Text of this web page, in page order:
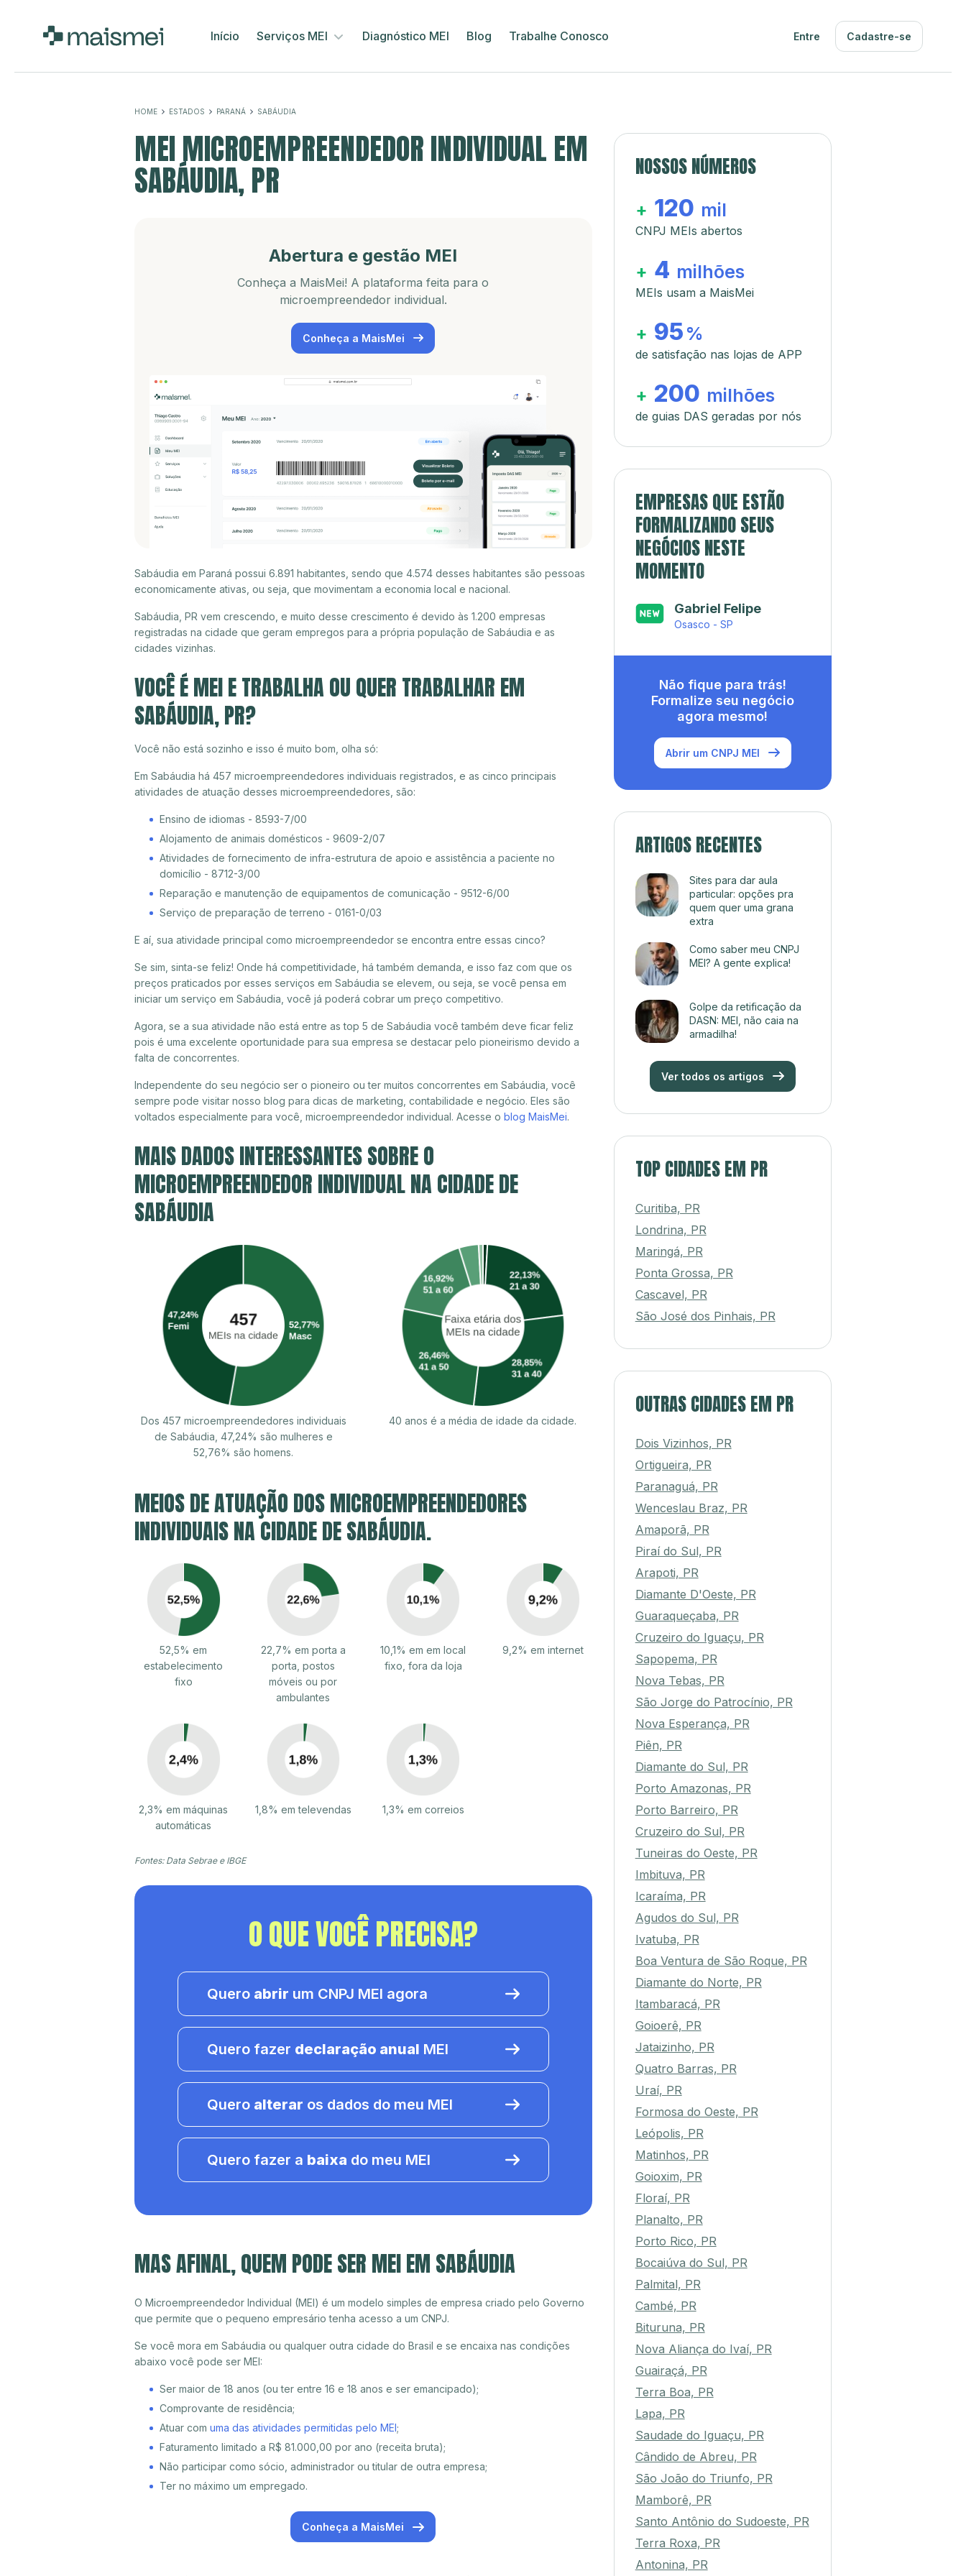
Início Serviços MEI Diagnóstico MEI Blog Trabalhe Conosco Entre Cadastre-se
HOME ESTADOS PARANÁ SABÁUDIA
MEI MICROEMPREENDEDOR INDIVIDUAL EM
SABÁUDIA, PR
Abertura e gestão MEI
Conheça a MaisMei! A plataforma feita para o
microempreendedor individual.
Conheça a MaisMei
Sabáudia em Paraná possui 6.891 habitantes, sendo que 4.574 desses habitantes são pessoas
economicamente ativas, ou seja, que movimentam a economia local e nacional.
Sabáudia, PR vem crescendo, e muito desse crescimento é devido às 1.200 empresas
registradas na cidade que geram empregos para a própria população de Sabáudia e as
cidades vizinhas.
VOCÊ É MEI E TRABALHA OU QUER TRABALHAR EM
SABÁUDIA, PR?
Você não está sozinho e isso é muito bom, olha só:
Em Sabáudia há 457 microempreendedores individuais registrados, e as cinco principais
atividades de atuação desses microempreendedores, são:
Ensino de idiomas - 8593-7/00
Alojamento de animais domésticos - 9609-2/07
Atividades de fornecimento de infra-estrutura de apoio e assistência a paciente no
domicílio - 8712-3/00
Reparação e manutenção de equipamentos de comunicação - 9512-6/00
Serviço de preparação de terreno - 0161-0/03
E aí, sua atividade principal como microempreendedor se encontra entre essas cinco?
Se sim, sinta-se feliz! Onde há competitividade, há também demanda, e isso faz com que os
preços praticados por esses serviços em Sabáudia se elevem, ou seja, se você pensa em
iniciar um serviço em Sabáudia, você já poderá cobrar um preço competitivo.
Agora, se a sua atividade não está entre as top 5 de Sabáudia você também deve ficar feliz
pois é uma excelente oportunidade para sua empresa se destacar pelo pioneirismo devido a
falta de concorrentes.
Independente do seu negócio ser o pioneiro ou ter muitos concorrentes em Sabáudia, você
sempre pode visitar nosso blog para dicas de marketing, contabilidade e negócio. Eles são
voltados especialmente para você, microempreendedor individual. Acesse o blog MaisMei.
MAIS DADOS INTERESSANTES SOBRE O
MICROEMPREENDEDOR INDIVIDUAL NA CIDADE DE
SABÁUDIA
Dos 457 microempreendedores individuais
de Sabáudia, 47,24% são mulheres e
52,76% são homens.
40 anos é a média de idade da cidade.
MEIOS DE ATUAÇÃO DOS MICROEMPREENDEDORES
INDIVIDUAIS NA CIDADE DE SABÁUDIA.
52,5% em
estabelecimento
fixo
22,7% em porta a
porta, postos
móveis ou por
ambulantes
10,1% em em local
fixo, fora da loja
9,2% em internet
2,3% em máquinas
automáticas
1,8% em televendas 1,3% em correios
Fontes: Data Sebrae e IBGE
O QUE VOCÊ PRECISA?
Quero abrir um CNPJ MEI agora
Quero fazer declaração anual MEI
Quero alterar os dados do meu MEI
Quero fazer a baixa do meu MEI
MAS AFINAL, QUEM PODE SER MEI EM SABÁUDIA
O Microempreendedor Individual (MEI) é um modelo simples de empresa criado pelo Governo
que permite que o pequeno empresário tenha acesso a um CNPJ.
Se você mora em Sabáudia ou qualquer outra cidade do Brasil e se encaixa nas condições
abaixo você pode ser MEI:
Ser maior de 18 anos (ou ter entre 16 e 18 anos e ser emancipado);
Comprovante de residência;
Atuar com uma das atividades permitidas pelo MEI;
Faturamento limitado a R$ 81.000,00 por ano (receita bruta);
Não participar como sócio, administrador ou titular de outra empresa;
Ter no máximo um empregado.
Conheça a MaisMei
NOSSOS NÚMEROS
+ 120 mil
CNPJ MEIs abertos
+ 4 milhões
MEIs usam a MaisMei
+ 95 %
de satisfação nas lojas de APP
+ 200 milhões
de guias DAS geradas por nós
EMPRESAS QUE ESTÃO
FORMALIZANDO SEUS
NEGÓCIOS NESTE
MOMENTO
Gabriel Felipe
Osasco - SP
Não fique para trás!
Formalize seu negócio
agora mesmo!
Abrir um CNPJ MEI
ARTIGOS RECENTES
Sites para dar aula
particular: opções pra
quem quer uma grana
extra
Como saber meu CNPJ
MEI? A gente explica!
Golpe da retificação da
DASN: MEI, não caia na
armadilha!
Ver todos os artigos
TOP CIDADES EM PR
Curitiba, PR
Londrina, PR
Maringá, PR
Ponta Grossa, PR
Cascavel, PR
São José dos Pinhais, PR
OUTRAS CIDADES EM PR
Dois Vizinhos, PR
Ortigueira, PR
Paranaguá, PR
Wenceslau Braz, PR
Amaporã, PR
Piraí do Sul, PR
Arapoti, PR
Diamante D'Oeste, PR
Guaraqueçaba, PR
Cruzeiro do Iguaçu, PR
Sapopema, PR
Nova Tebas, PR
São Jorge do Patrocínio, PR
Nova Esperança, PR
Piên, PR
Diamante do Sul, PR
Porto Amazonas, PR
Porto Barreiro, PR
Cruzeiro do Sul, PR
Tuneiras do Oeste, PR
Imbituva, PR
Icaraíma, PR
Agudos do Sul, PR
Ivatuba, PR
Boa Ventura de São Roque, PR
Diamante do Norte, PR
Itambaracá, PR
Goioerê, PR
Jataizinho, PR
Quatro Barras, PR
Uraí, PR
Formosa do Oeste, PR
Leópolis, PR
Matinhos, PR
Goioxim, PR
Floraí, PR
Planalto, PR
Porto Rico, PR
Bocaiúva do Sul, PR
Palmital, PR
Cambé, PR
Bituruna, PR
Nova Aliança do Ivaí, PR
Guairaçá, PR
Terra Boa, PR
Lapa, PR
Saudade do Iguaçu, PR
Cândido de Abreu, PR
São João do Triunfo, PR
Mamborê, PR
Santo Antônio do Sudoeste, PR
Terra Roxa, PR
Antonina, PR